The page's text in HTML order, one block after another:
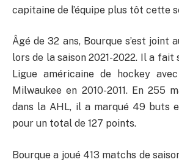
capitaine de l’équipe plus tôt cette
Âgé de 32 ans, Bourque s’est joint
lors de la saison 2021-2022. Il a fait
Ligue américaine de hockey
Milwaukee en 2010-2011. En 255
dans la AHL, il a marqué 49 buts
pour un total de 127 points.
Bourque a joué 413 matchs de